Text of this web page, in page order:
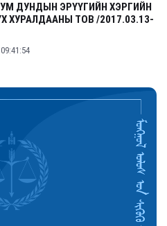
ДУНДЫН ЭРҮҮГИЙН ХЭРГИЙН
ХУРАЛДААНЫ ТОВ /2017.03.13-